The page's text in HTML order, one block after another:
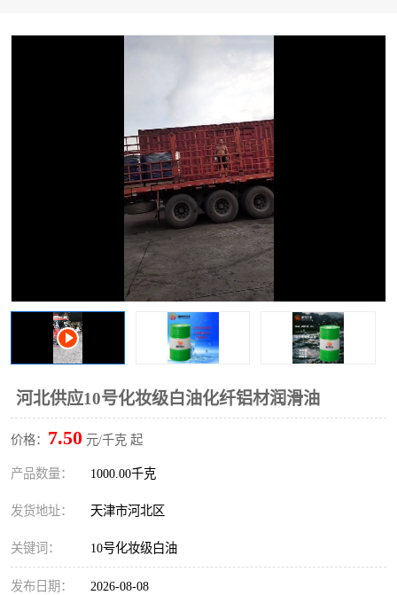
河北供应10号化妆级白油化纤铝材润滑油
价格： 7.50 元/千克 起
产品数量： 1000.00千克
发货地址： 天津市河北区
关键词： 10号化妆级白油
发布日期： 2026-08-08
46+68号化妆级白油